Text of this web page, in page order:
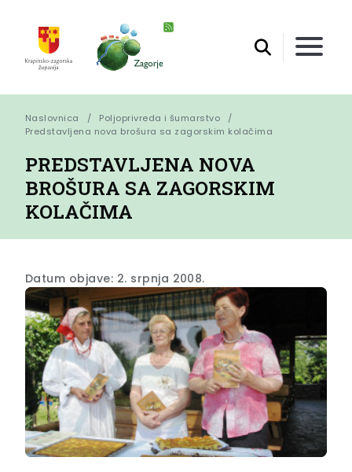
Naslovnica
Poljoprivreda i šumarstvo
Predstavljena nova brošura sa zagorskim kolačima
PREDSTAVLJENA NOVA
BROŠURA SA ZAGORSKIM
KOLAČIMA
Datum objave: 2. srpnja 2008.